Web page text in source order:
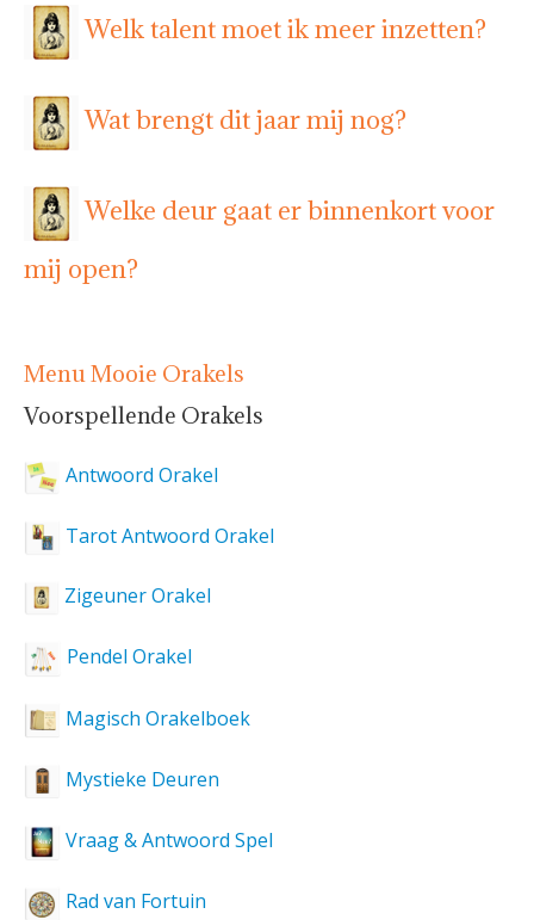
Welk talent moet ik meer inzetten?
Wat brengt dit jaar mij nog?
Welke deur gaat er binnenkort voor
mij open?
Menu Mooie Orakels
Voorspellende Orakels
Antwoord Orakel
Tarot Antwoord Orakel
Zigeuner Orakel
Pendel Orakel
Magisch Orakelboek
Mystieke Deuren
Vraag & Antwoord Spel
Rad van Fortuin